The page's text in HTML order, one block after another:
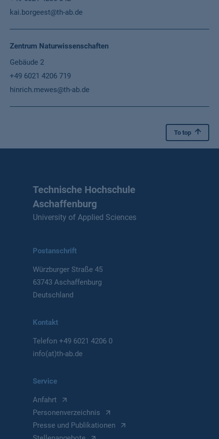
kai.borgeest@th-ab.de
Zentrum Naturwissenschaften
Gebäude 2
+49 6021 4206 719
hinrich.mewes@th-ab.de
To top
Technische Hochschule
Aschaffenburg
University of Applied Sciences
Postanschrift
Würzburger Straße 45
63743 Aschaffenburg
Deutschland
Kontakt
Telefon+49 6021 4206 0
info(at)th-ab.de
Service
Anfahrt
Personenverzeichnis
Presse und Publikationen